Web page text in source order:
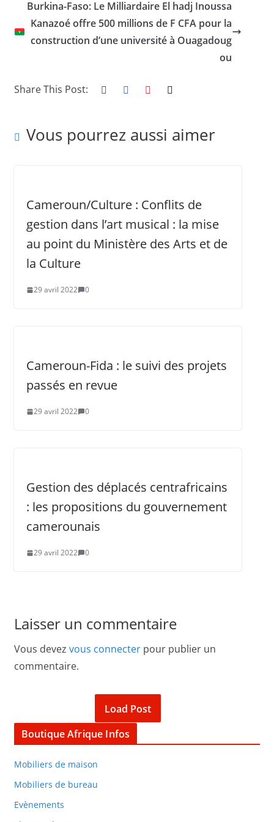
Burkina-Faso: Le Milliardaire El hadj Inoussa
Kanazoé offre 500 millions de F CFA pour la
construction d’une université à Ouagadoug
ou
Share This Post:
Vous pourrez aussi aimer
Cameroun/Culture : Conflits de
gestion dans l’art musical : la mise
au point du Ministère des Arts et de
la Culture
29 avril 2022 0
Cameroun-Fida : le suivi des projets
passés en revue
29 avril 2022 0
Gestion des déplacés centrafricains
: les propositions du gouvernement
camerounais
29 avril 2022 0
Laisser un commentaire
Vous devez vous connecterpour publier un
commentaire.
Load Post
Boutique Afrique Infos
Mobiliers de maison
Mobiliers de bureau
Evènements